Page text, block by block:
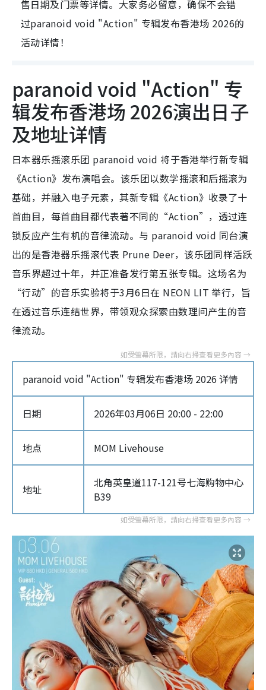
售日期及门票等详情。大家务必留意，确保不会错
过paranoid void "Action" 专辑发布香港场 2026的
活动详情！
paranoid void "Action" 专
辑发布香港场 2026演出日子
及地址详情
日本器乐摇滚乐团 paranoid void 将于香港举行新专辑
《Action》发布演唱会。该乐团以数学摇滚和后摇滚为
基础，并融入电子元素，其新专辑《Action》收录了十
首曲目，每首曲目都代表著不同的“Action”，透过连
锁反应产生有机的音律流动。与 paranoid void 同台演
出的是香港器乐摇滚代表 Prune Deer，该乐团同样活跃
音乐界超过十年，并正准备发行第五张专辑。这场名为
“行动”的音乐实验将于3月6日在 NEON LIT 举行，旨
在透过音乐连结世界，带领观众探索由数理间产生的音
律流动。
paranoid void "Action" 专辑发布香港场 2026 详情
日期 2026年03月06日 20:00 - 22:00
地点 MOM Livehouse
地址
北角英皇道117-121号七海购物中心
B39